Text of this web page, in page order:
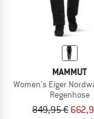
MAMMUT
Women's Eiger
Regenhose
849,95 €